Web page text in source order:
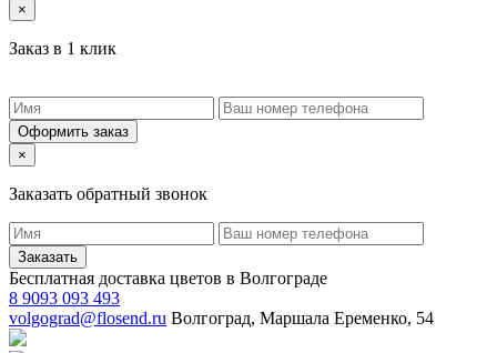
×
Заказ в 1 клик
Оформить заказ
×
Заказать обратный звонок
Заказать
Бесплатная доставка цветов в Волгограде
8 9093 093 493
volgograd@flosend.ru Волгоград, Маршала Еременко, 54